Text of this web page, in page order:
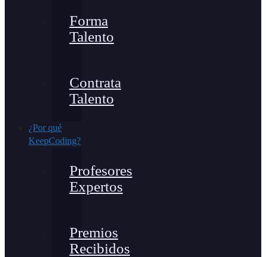
Forma
Talento
Contrata
Talento
¿Por qué
KeepCoding?
Profesores
Expertos
Premios
Recibidos